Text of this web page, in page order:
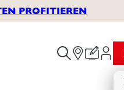
PROFITIEREN